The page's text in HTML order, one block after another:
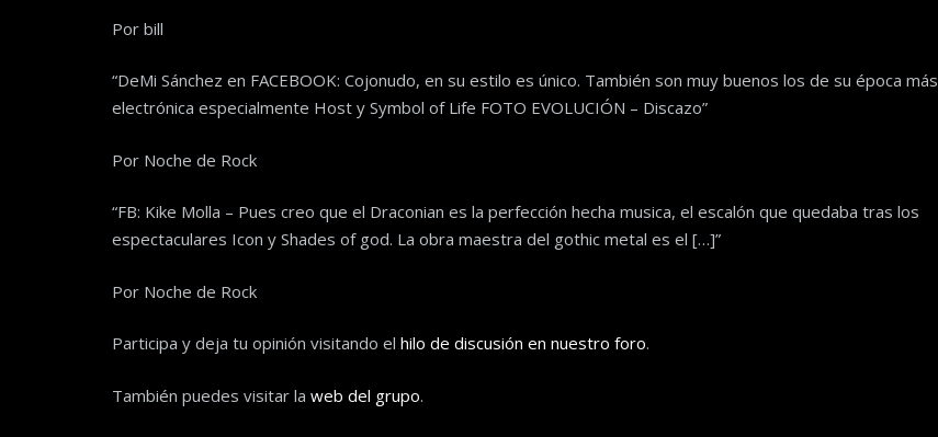
Por bill
“DeMi Sánchez en FACEBOOK: Cojonudo, en su estilo es único. También son muy buenos los de su época más
electrónica especialmente Host y Symbol of Life FOTO EVOLUCIÓN – Discazo”
Por Noche de Rock
“FB: Kike Molla – Pues creo que el Draconian es la perfección hecha musica, el escalón que quedaba tras los
espectaculares Icon y Shades of god. La obra maestra del gothic metal es el […]”
Por Noche de Rock
Participa y deja tu opinión visitando el hilo de discusión en nuestro foro.
También puedes visitar la web del grupo.